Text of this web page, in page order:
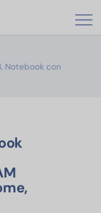
Notebook con